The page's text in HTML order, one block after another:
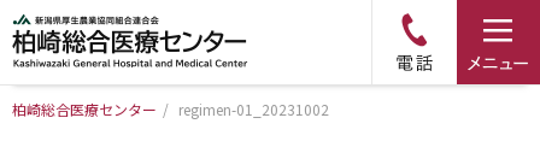
柏崎総合医療センター / regimen-01_20231002